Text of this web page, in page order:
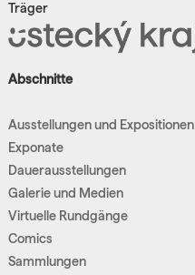
Träger
Abschnitte
Ausstellungen und Expositionen
Exponate
Dauerausstellungen
Galerie und Medien
Virtuelle Rundgänge
Comics
Sammlungen